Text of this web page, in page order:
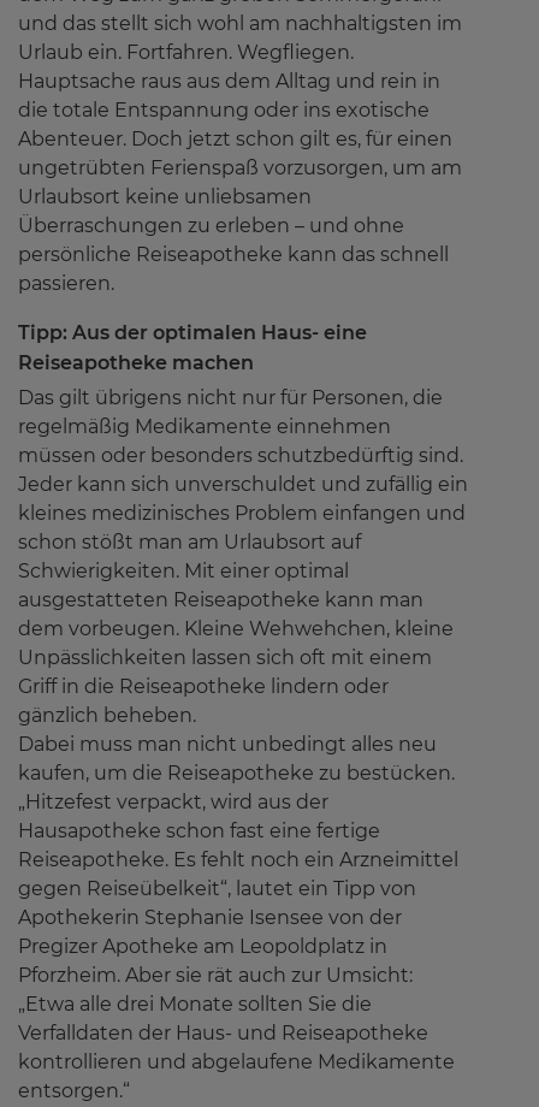
Kontakt
und das stellt sich wohl am nachhaltigsten im
Urlaub ein. Fortfahren. Wegfliegen.
Hauptsache raus aus dem Alltag und rein in
die totale Entspannung oder ins exotische
Abenteuer. Doch jetzt schon gilt es, für einen
ungetrübten Ferienspaß vorzusorgen, um am
Urlaubsort keine unliebsamen
Überraschungen zu erleben – und ohne
persönliche Reiseapotheke kann das schnell
passieren.
Tipp: Aus der optimalen Haus- eine
Reiseapotheke machen
Das gilt übrigens nicht nur für Personen, die
regelmäßig Medikamente einnehmen
müssen oder besonders schutzbedürftig sind.
Jeder kann sich unverschuldet und zufällig ein
kleines medizinisches Problem einfangen und
schon stößt man am Urlaubsort auf
Schwierigkeiten. Mit einer optimal
ausgestatteten Reiseapotheke kann man
dem vorbeugen. Kleine Wehwehchen, kleine
Unpässlichkeiten lassen sich oft mit einem
Griff in die Reiseapotheke lindern oder
gänzlich beheben.
Dabei muss man nicht unbedingt alles neu
kaufen, um die Reiseapotheke zu bestücken.
„Hitzefest verpackt, wird aus der
Hausapotheke schon fast eine fertige
Reiseapotheke. Es fehlt noch ein Arzneimittel
gegen Reiseübelkeit“, lautet ein Tipp von
Apothekerin Stephanie Isensee von der
Pregizer Apotheke am Leopoldplatz in
Pforzheim. Aber sie rät auch zur Umsicht:
„Etwa alle drei Monate sollten Sie die
Verfalldaten der Haus- und Reiseapotheke
kontrollieren und abgelaufene Medikamente
entsorgen.“